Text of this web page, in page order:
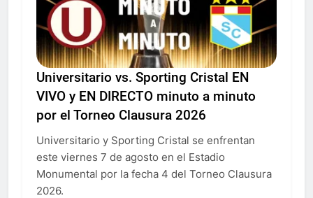
Universitario vs. Sporting Cristal EN
VIVO y EN DIRECTO minuto a minuto
por el Torneo Clausura 2026
Universitario y Sporting Cristal se enfrentan
este viernes 7 de agosto en el Estadio
Monumental por la fecha 4 del Torneo Clausura
2026.